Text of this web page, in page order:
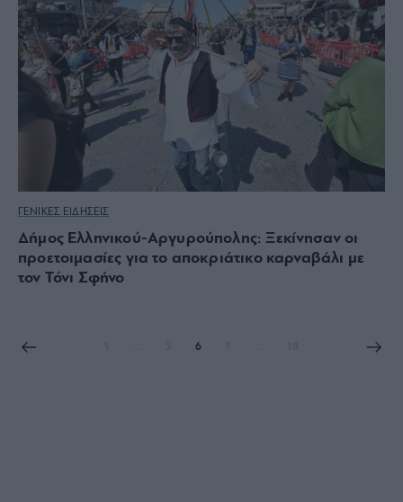
ΓΕΝΙΚΕΣ ΕΙΔΗΣΕΙΣ
Δήμος Ελληνικού-Αργυρούπολης: Ξεκίνησαν οι
προετοιμασίες για το αποκριάτικο καρναβάλι με
τον Τόνι Σφήνο
6